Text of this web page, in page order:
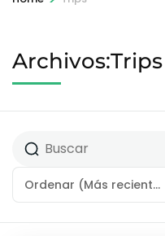
Archivos:Trips
Ordenar (Más recientes)